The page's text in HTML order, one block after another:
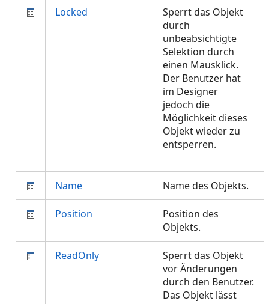
Locked
Sperrt das Objekt
durch
unbeabsichtigte
Selektion durch
einen Mausklick.
Der Benutzer hat
im Designer
jedoch die
Möglichkeit dieses
Objekt wieder zu
entsperren.
Name Name des Objekts.
Position
Position des
Objekts.
ReadOnly
Sperrt das Objekt
vor Änderungen
durch den Benutzer.
Das Objekt lässt